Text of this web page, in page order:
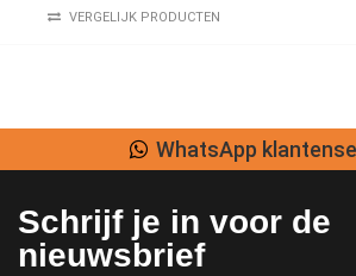
VERGELIJK PRODUCTEN
WhatsApp
Schrijf je in voor de
nieuwsbrief